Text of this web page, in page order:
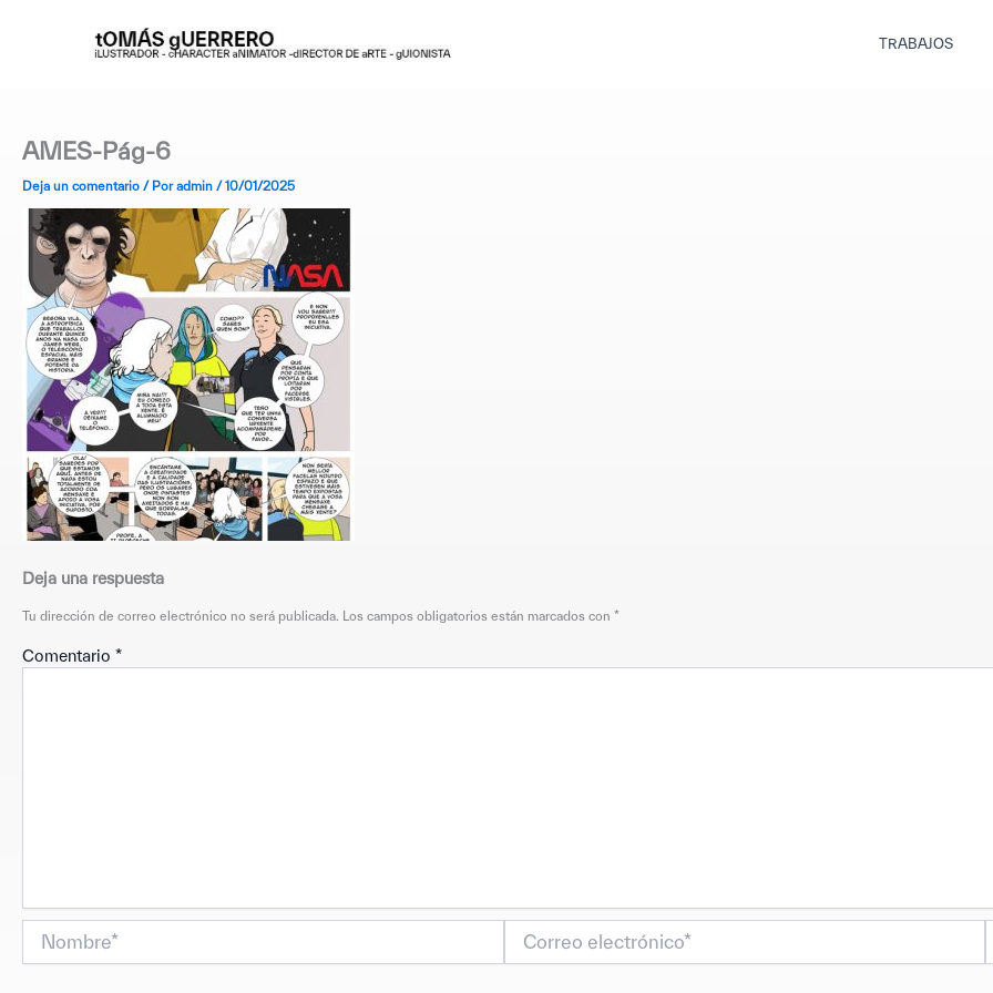
TRABAJOS
AMES-Pág-6
Deja un comentario / Poradmin /10/01/2025
Deja una respuesta
Tu dirección de correo electrónico no será publicada. Los campos obligatorios están marcados con *
Comentario *
electrónico*